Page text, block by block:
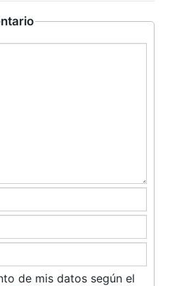
de mis datos según el